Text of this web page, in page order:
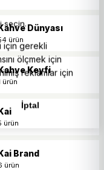
Dünyası
ürün
Keyfi
ürün
ürün
Brand
ürün
seçin.
için gerekli
ölçmek için
reklamlar için
İptal